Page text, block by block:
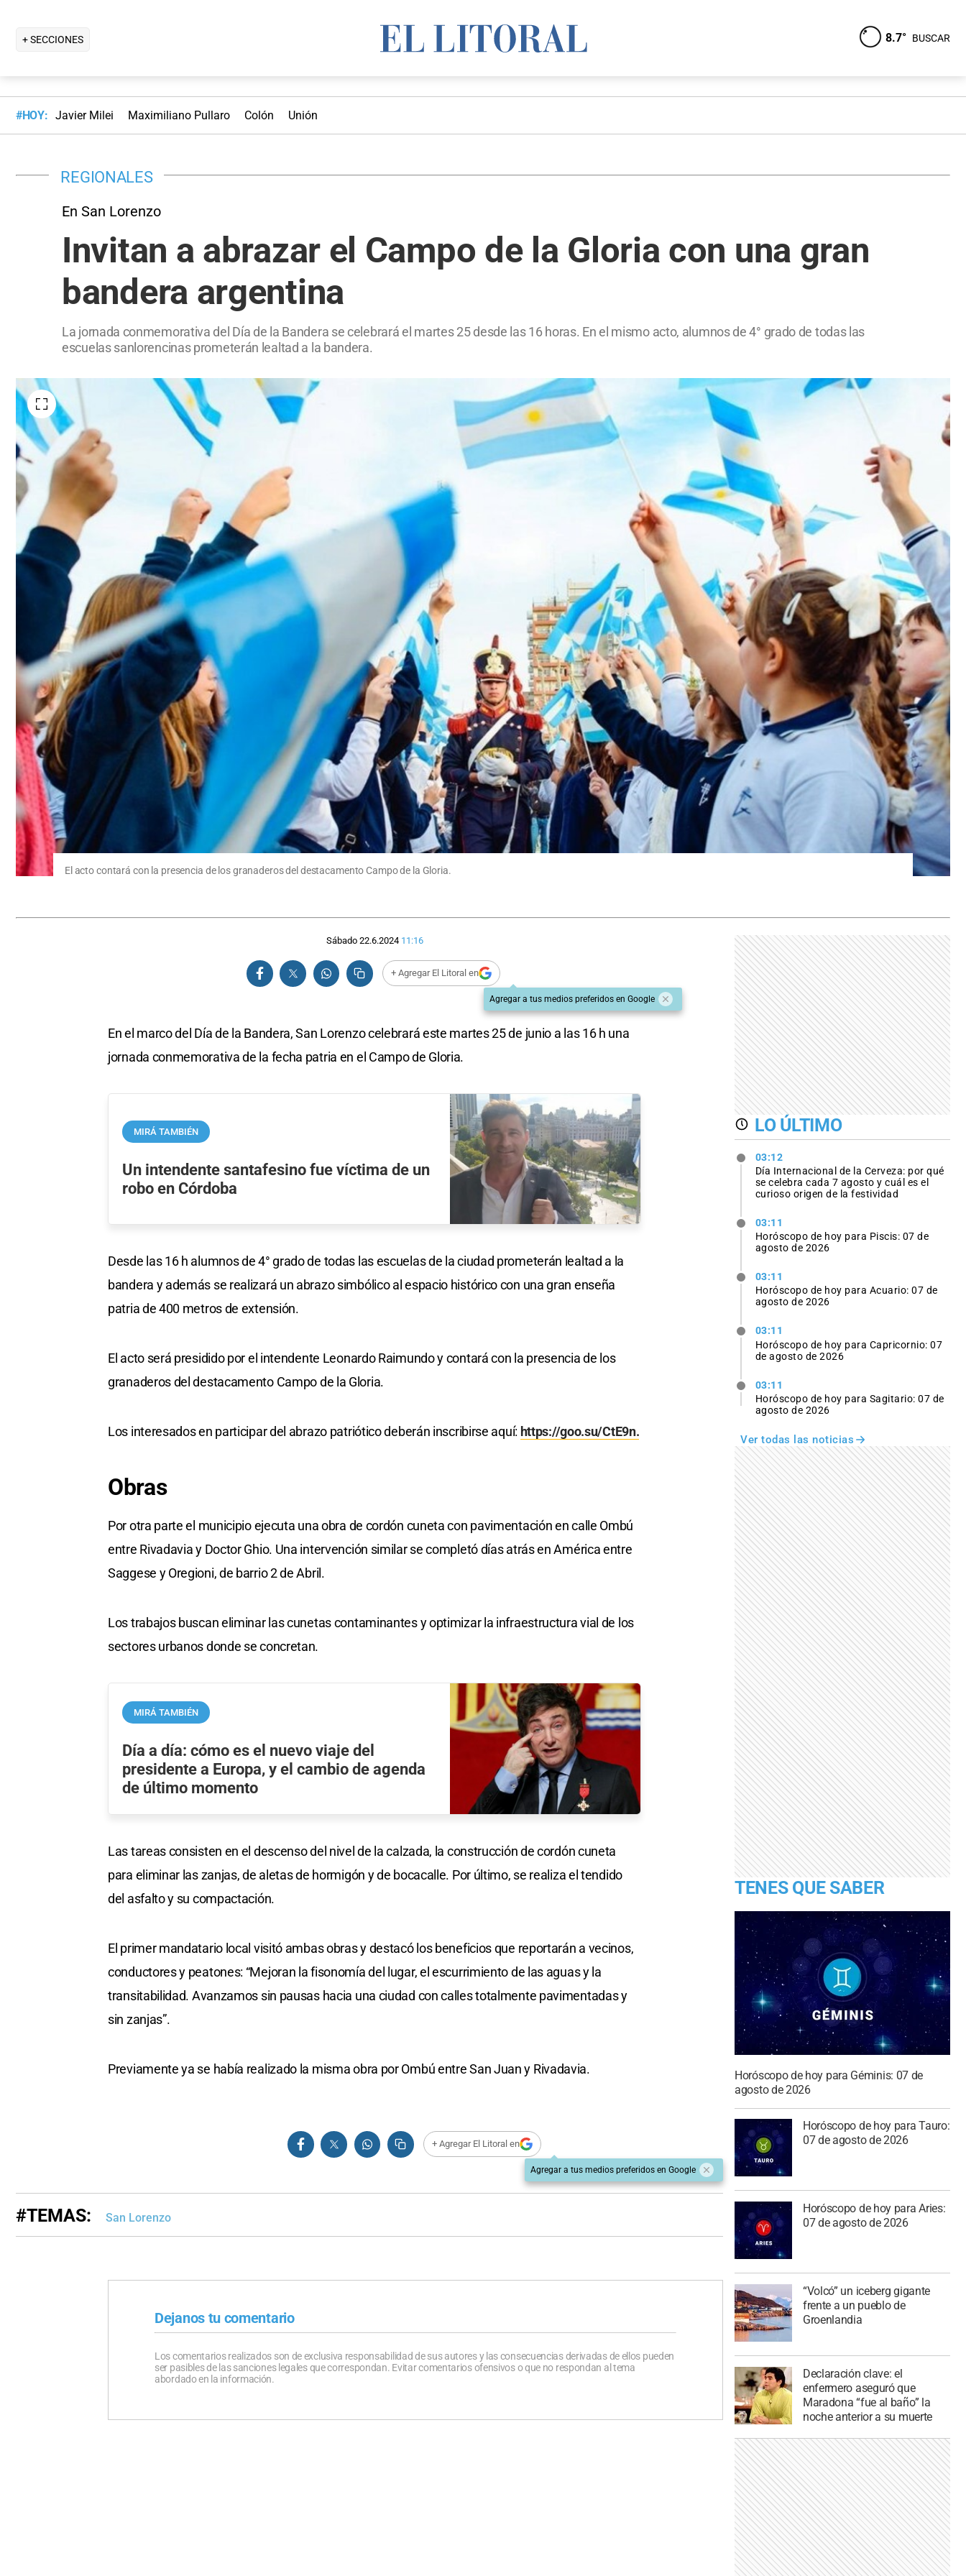
+ SECCIONES 8.7° BUSCAR
#HOY: Javier Milei Maximiliano Pullaro Colón Unión
REGIONALES
En San Lorenzo
Invitan a abrazar el Campo de la Gloria con una gran
bandera argentina
La jornada conmemorativa del Día de la Bandera se celebrará el martes 25 desde las 16 horas. En el mismo acto, alumnos de 4° grado de todas las
escuelas sanlorencinas prometerán lealtad a la bandera.
El acto contará con la presencia de los granaderos del destacamento Campo de la Gloria.
Sábado 22.6.2024 11:16
+ Agregar El Litoral en
Agregar a tus medios preferidos en Google
En el marco del Día de la Bandera, San Lorenzo celebrará este martes 25 de junio a las 16 h una
jornada conmemorativa de la fecha patria en el Campo de Gloria.
MIRÁ TAMBIÉN
Un intendente santafesino fue víctima de un
robo en Córdoba
Desde las 16 h alumnos de 4° grado de todas las escuelas de la ciudad prometerán lealtad a la
bandera y además se realizará un abrazo simbólico al espacio histórico con una gran enseña
patria de 400 metros de extensión.
El acto será presidido por el intendente Leonardo Raimundo y contará con la presencia de los
granaderos del destacamento Campo de la Gloria.
Los interesados en participar del abrazo patriótico deberán inscribirse aquí: https://goo.su/CtE9n.
Obras
Por otra parte el municipio ejecuta una obra de cordón cuneta con pavimentación en calle Ombú
entre Rivadavia y Doctor Ghio. Una intervención similar se completó días atrás en América entre
Saggese y Oregioni, de barrio 2 de Abril.
Los trabajos buscan eliminar las cunetas contaminantes y optimizar la infraestructura vial de los
sectores urbanos donde se concretan.
MIRÁ TAMBIÉN
Día a día: cómo es el nuevo viaje del
presidente a Europa, y el cambio de agenda
de último momento
Las tareas consisten en el descenso del nivel de la calzada, la construcción de cordón cuneta
para eliminar las zanjas, de aletas de hormigón y de bocacalle. Por último, se realiza el tendido
del asfalto y su compactación.
El primer mandatario local visitó ambas obras y destacó los beneficios que reportarán a vecinos,
conductores y peatones: “Mejoran la fisonomía del lugar, el escurrimiento de las aguas y la
transitabilidad. Avanzamos sin pausas hacia una ciudad con calles totalmente pavimentadas y
sin zanjas”.
Previamente ya se había realizado la misma obra por Ombú entre San Juan y Rivadavia.
+ Agregar El Litoral en
Agregar a tus medios preferidos en Google
#TEMAS: San Lorenzo
Dejanos tu comentario
Los comentarios realizados son de exclusiva responsabilidad de sus autores y las consecuencias derivadas de ellos pueden
ser pasibles de las sanciones legales que correspondan. Evitar comentarios ofensivos o que no respondan al tema
abordado en la información.
LO ÚLTIMO
03:12
Día Internacional de la Cerveza: por qué
se celebra cada 7 agosto y cuál es el
curioso origen de la festividad
03:11
Horóscopo de hoy para Piscis: 07 de
agosto de 2026
03:11
Horóscopo de hoy para Acuario: 07 de
agosto de 2026
03:11
Horóscopo de hoy para Capricornio: 07
de agosto de 2026
03:11
Horóscopo de hoy para Sagitario: 07 de
agosto de 2026
Ver todas las noticias
TENES QUE SABER
Horóscopo de hoy para Géminis: 07 de
agosto de 2026
Horóscopo de hoy para Tauro:
07 de agosto de 2026
Horóscopo de hoy para Aries:
07 de agosto de 2026
“Volcó” un iceberg gigante
frente a un pueblo de
Groenlandia
Declaración clave: el
enfermero aseguró que
Maradona “fue al baño” la
noche anterior a su muerte